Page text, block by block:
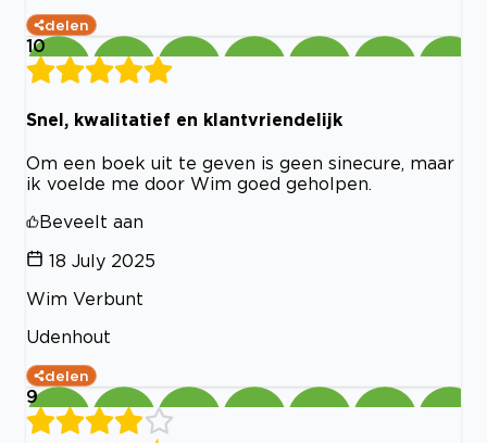
delen
10
Snel, kwalitatief en klantvriendelijk
Om een boek uit te geven is geen sinecure, maar
ik voelde me door Wim goed geholpen.
Beveelt aan
18 July 2025
Wim Verbunt
Udenhout
delen
9